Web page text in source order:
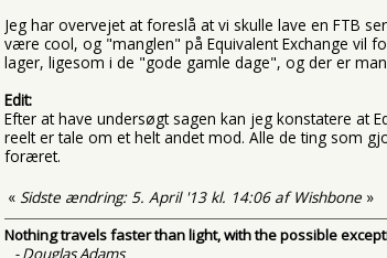
Jeg har overvejet at foreslå at vi skulle lave en FTB
være cool, og "manglen" på Equivalent Exchange vil
lager, ligesom i de "gode gamle dage", og der er
Edit:
Efter at have undersøgt sagen kan jeg konstatere at
reelt er tale om et helt andet mod. Alle de ting som
foræret.
« Sidste ændring: 5. April '13 kl. 14:06 af Wishbone»
Nothing travels faster than light, with the possible